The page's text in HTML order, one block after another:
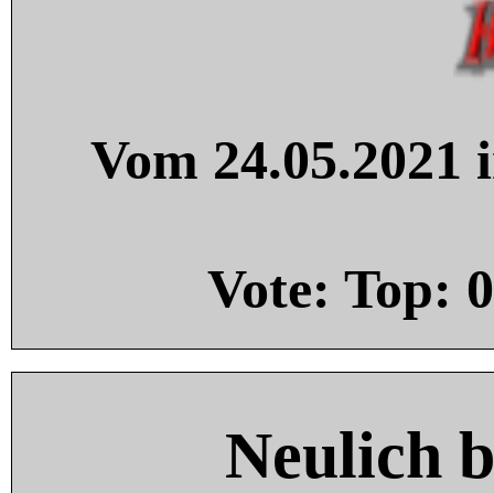
Vom
Vote: Top: 0
Neulich